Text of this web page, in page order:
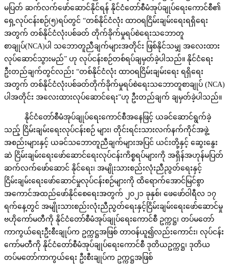
မပြတ် ဆက်လက်ဖော်ဆောင်နိုင်ရန် နိုင်ငံတော်စီမံအုပ်ချုပ်ရေးကောင်စီ၏
ရှေ့လုပ်ငန်းစဉ်(၅)ရပ်တွင် “တစ်နိုင်ငံလုံး ထာဝရငြိမ်းချမ်းရေးရရှိရေး
အတွက် တစ်နိုင်ငံလုံးပစ်ခတ် တိုက်ခိုက်မှုရပ်စဲရေးသဘောတူ
စာချုပ်(NCA)ပါ သဘောတူညီချက်များအတိုင်း ဖြစ်နိုင်သမျှ အလေးထား
လုပ်ဆောင်သွားမည်” ဟု လုပ်ငန်းစဉ်တစ်ရပ်ချမှတ်ခဲ့ပါသည်။ နိုင်ငံရေး
ဦးတည်ချက်တွင်လည်း “တစ်နိုင်ငံလုံး ထာဝရငြိမ်းချမ်းရေး ရရှိရေး
အတွက် တစ်နိုင်ငံလုံးပစ်ခတ်တိုက်ခိုက်မှုရပ်စဲရေးသဘောတူစာချုပ် (NCA)
ပါအတိုင်း အလေးထားလုပ်ဆောင်ရေး”ဟု ဦးတည်ချက် ချမှတ်ခဲ့ပါသည်။
နိုင်ငံတော်စီမံအုပ်ချုပ်ရေးကောင်စီအနေဖြင့် ယခင်ဆောင်ရွက်ခဲ့
သည့် ငြိမ်းချမ်းရေးလုပ်ငန်းစဉ် များ၊ တိုင်းရင်းသားလက်နက်ကိုင်အဖွဲ့
အစည်းများနှင့် ယခင်သဘောတူညီချက်များအပြင် ယင်းတို့နှင့် ဆွေးနွေး
ဆဲ ငြိမ်းချမ်းရေးဖော်ဆောင်ရေးလုပ်ငန်းကိစ္စရပ်များကို အရှိန်အဟုန်မပြတ်
ဆက်လက်ဖော်ဆောင် နိုင်ရေး၊ အမျိုးသားစည်းလုံးညီညွတ်ရေးနှင့်
ငြိမ်းချမ်းရေးဖော်ဆောင်မှုလုပ်ငန်းစဉ်များကို ထိရောက်အောင်မြင်စွာ
အကောင်အထည်ဖော်နိုင်စေရေးအတွက် ၂၀၂၁ ခုနှစ်၊ ဖေဖော်ဝါရီလ ၁၇
ရက်နေ့တွင် အမျိုးသားစည်းလုံးညီညွတ်ရေးနှင့်ငြိမ်းချမ်းရေးဖော်ဆောင်မှု
ဗဟိုကော်မတီကို နိုင်ငံတော်စီမံအုပ်ချုပ်ရေးကောင်စီ ဥက္ကဋ္ဌ၊ တပ်မတော်
ကာကွယ်ရေးဦးစီးချုပ်က ဥက္ကဋ္ဌအဖြစ် တာဝန်ယူ၍လည်းကောင်း၊ လုပ်ငန်း
ကော်မတီကို နိုင်ငံတော်စီမံအုပ်ချုပ်ရေးကောင်စီ ဒုတိယဥက္ကဋ္ဌ၊ ဒုတိယ
တပ်မတော်ကာကွယ်ရေး ဦးစီးချုပ်က ဥက္ကဋ္ဌအဖြစ်